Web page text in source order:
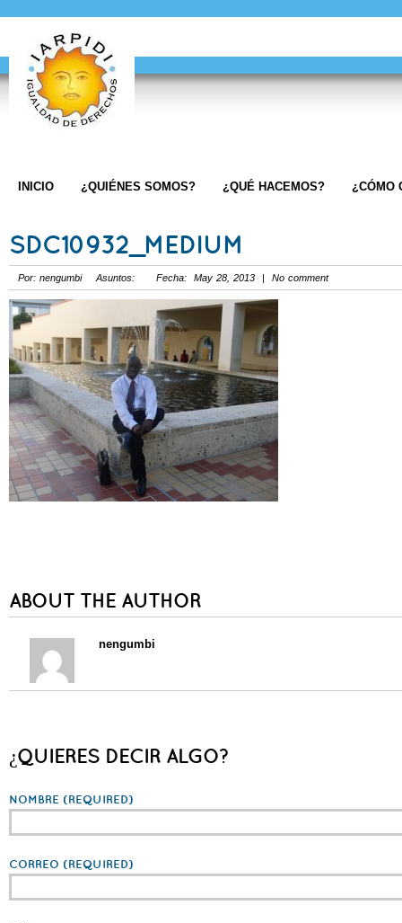
INICIO ¿QUIÉNES SOMOS? ¿QUÉ HACEMOS? ¿CÓMO
SDC10932_MEDIUM
Por: nengumbi Asuntos: Fecha: May 28, 2013 | No comment
ABOUT THE AUTHOR
nengumbi
¿QUIERES DECIR ALGO?
NOMBRE (REQUIRED)
CORREO (REQUIRED)